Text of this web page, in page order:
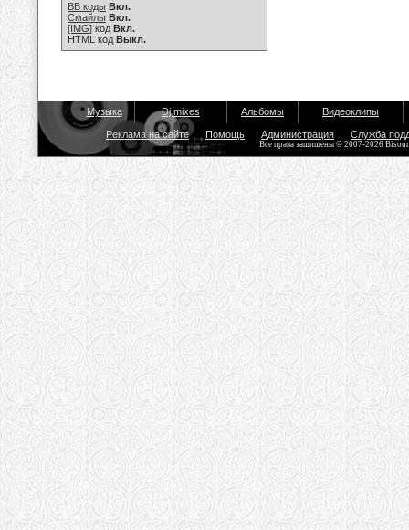
BB коды Вкл.
Смайлы Вкл.
[IMG] код Вкл.
HTML код Выкл.
Музыка Dj mixes Альбомы Видеоклипы
Реклама на сайте Помощь Администрация Служба
Все права защищены © 2007-2026